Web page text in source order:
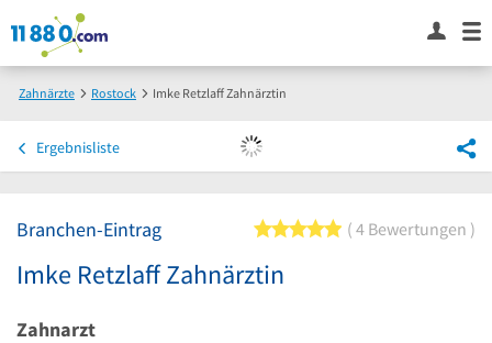
Zahnärzte Rostock Imke Retzlaff Zahnärztin
Ergebnisliste
Branchen-Eintrag 5 von 5 Sternen
4 Bewertungen
Imke Retzlaff Zahnärztin
Zahnarzt